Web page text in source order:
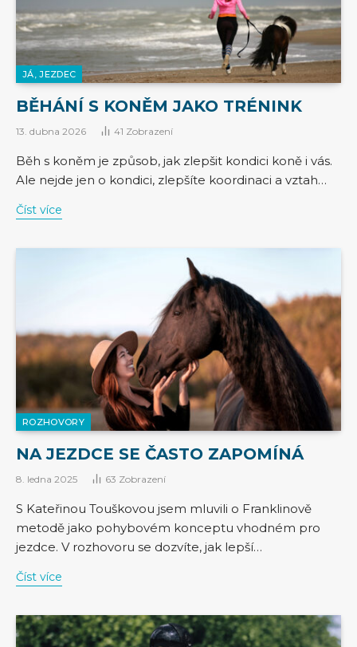
JÁ, JEZDEC
BĚHÁNÍ S KONĚM JAKO TRÉNINK
13. dubna 2026 41 Zobrazení
Běh s koněm je způsob, jak zlepšit kondici koně i vás.
Ale nejde jen o kondici, zlepšíte koordinaci a vztah…
Číst více
ROZHOVORY
NA JEZDCE SE ČASTO ZAPOMÍNÁ
8. ledna 2025 63 Zobrazení
S Kateřinou Touškovou jsem mluvili o Franklinově
metodě jako pohybovém konceptu vhodném pro
jezdce. V rozhovoru se dozvíte, jak lepší…
Číst více